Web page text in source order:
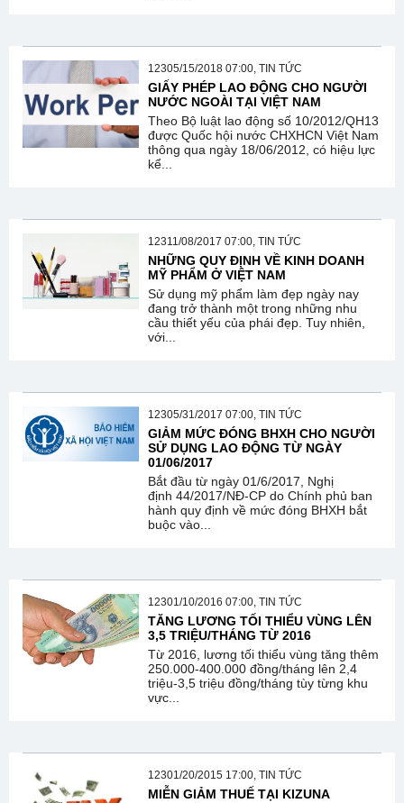
12305/15/2018 07:00, TIN TỨC
GIẤY PHÉP LAO ĐỘNG CHO NGƯỜI
NƯỚC NGOÀI TẠI VIỆT NAM
Theo Bộ luật lao động số 10/2012/QH13
được Quốc hội nước CHXHCN Việt Nam
thông qua ngày 18/06/2012, có hiệu lực
kể...
12311/08/2017 07:00, TIN TỨC
NHỮNG QUY ĐỊNH VỀ KINH DOANH
MỸ PHẨM Ở VIỆT NAM
Sử dụng mỹ phẩm làm đẹp ngày nay
đang trở thành một trong những nhu
cầu thiết yếu của phái đẹp. Tuy nhiên,
với...
12305/31/2017 07:00, TIN TỨC
GIẢM MỨC ĐÓNG BHXH CHO NGƯỜI
SỬ DỤNG LAO ĐỘNG TỪ NGÀY
01/06/2017
Bắt đầu từ ngày 01/6/2017, Nghị
định 44/2017/NĐ-CP do Chính phủ ban
hành quy định về mức đóng BHXH bắt
buộc vào...
12301/10/2016 07:00, TIN TỨC
TĂNG LƯƠNG TỐI THIỂU VÙNG LÊN
3,5 TRIỆU/THÁNG TỪ 2016
Từ 2016, lương tối thiểu vùng tăng thêm
250.000-400.000 đồng/tháng lên 2,4
triệu-3,5 triệu đồng/tháng tùy từng khu
vực...
12301/20/2015 17:00, TIN TỨC
MIỄN GIẢM THUẾ TẠI KIZUNA